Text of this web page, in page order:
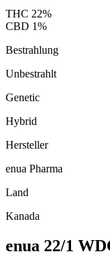
THC 22%
CBD 1%
Bestrahlung
Unbestrahlt
Genetic
Hybrid
Hersteller
enua Pharma
Land
Kanada
enua 22/1